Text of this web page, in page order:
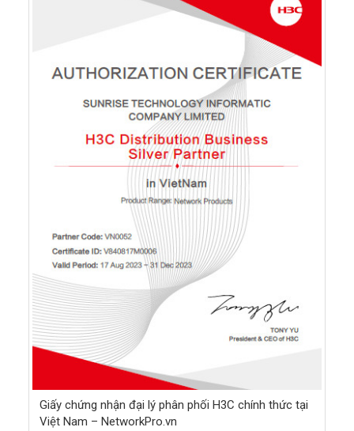
Giấy chứng nhận đại lý phân phối H3C chính thức tại
Việt Nam – NetworkPro.vn